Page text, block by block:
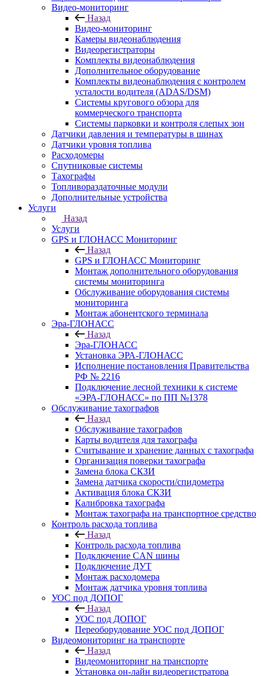
Видео-мониторинг
Назад
Видео-мониторинг
Камеры видеонаблюдения
Видеорегистраторы
Комплекты видеонаблюдения
Дополнительное оборудование
Комплекты видеонаблюдения с контролем
усталости водителя (ADAS/DSM)
Системы кругового обзора для
коммерческого транспорта
Системы парковки и контроля слепых зон
Датчики давления и температуры в шинах
Датчики уровня топлива
Расходомеры
Спутниковые системы
Тахографы
Топливораздаточные модули
Дополнительные устройства
Услуги
Назад
Услуги
GPS и ГЛОНАСС Мониторинг
Назад
GPS и ГЛОНАСС Мониторинг
Монтаж дополнительного оборудования
системы мониторинга
Обслуживание оборудования системы
мониторинга
Монтаж абонентского терминала
Эра-ГЛОНАСС
Назад
Эра-ГЛОНАСС
Установка ЭРА-ГЛОНАСС
Исполнение постановления Правительства
РФ № 2216
Подключение лесной техники к системе
«ЭРА-ГЛОНАСС» по ПП №1378
Обслуживание тахографов
Назад
Обслуживание тахографов
Карты водителя для тахографа
Считывание и хранение данных с тахографа
Организация поверки тахографа
Замена блока СКЗИ
Замена датчика скорости/спидометра
Активация блока СКЗИ
Калибровка тахографа
Монтаж тахографа на транспортное средство
Контроль расхода топлива
Назад
Контроль расхода топлива
Подключение CAN шины
Подключение ДУТ
Монтаж расходомера
Монтаж датчика уровня топлива
УОС под ДОПОГ
Назад
УОС под ДОПОГ
Переоборудование УОС под ДОПОГ
Видеомониторинг на транспорте
Назад
Видеомониторинг на транспорте
Установка он-лайн видеорегистратора